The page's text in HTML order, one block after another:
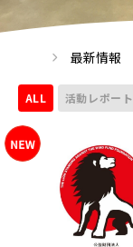
最新情報
ALL 活動レポート